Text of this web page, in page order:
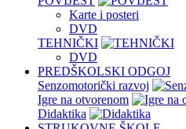
Karte i posteri
DVD
TEHNIČKI
DVD
PREDŠKOLSKI ODGOJ
Senzomotorički razvoj
Igre na otvorenom
Didaktika